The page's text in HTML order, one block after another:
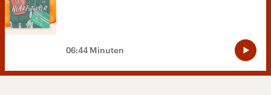
06:44 Minuten